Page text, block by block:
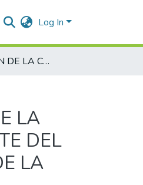
Log In
OPTIMIZACIÓN DE LA CAPTACIÓN, DISTRIBUCIÓN DEL AGUA Y EVALUACIÓN DE LA INCIDENCIA DE TRES TIPOS DE RIEGO SOBRE LA PRODUCCIÓN DE CEBOLLA ROJA, EL AHORRO Y EL USO EFICIENTE DEL RECURSO HÍDRICO EN LA FINCA LAS MIRADAS DEL MUNICIPIO DE LA JAGUA DEL PILAR, LA GUAJIRA
LA
DEL
LA